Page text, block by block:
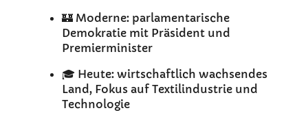
🏰 Moderne: parlamentarische
Demokratie mit Präsident und
Premierminister
🎓 Heute: wirtschaftlich wachsendes
Land, Fokus auf Textilindustrie und
Technologie